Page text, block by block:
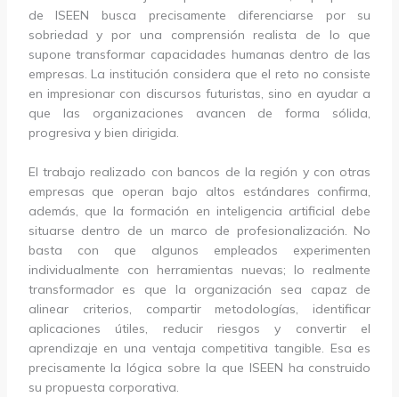
de ISEEN busca precisamente diferenciarse por su
sobriedad y por una comprensión realista de lo que
supone transformar capacidades humanas dentro de las
empresas. La institución considera que el reto no consiste
en impresionar con discursos futuristas, sino en ayudar a
que las organizaciones avancen de forma sólida,
progresiva y bien dirigida.
El trabajo realizado con bancos de la región y con otras
empresas que operan bajo altos estándares confirma,
además, que la formación en inteligencia artificial debe
situarse dentro de un marco de profesionalización. No
basta con que algunos empleados experimenten
individualmente con herramientas nuevas; lo realmente
transformador es que la organización sea capaz de
alinear criterios, compartir metodologías, identificar
aplicaciones útiles, reducir riesgos y convertir el
aprendizaje en una ventaja competitiva tangible. Esa es
precisamente la lógica sobre la que ISEEN ha construido
su propuesta corporativa.